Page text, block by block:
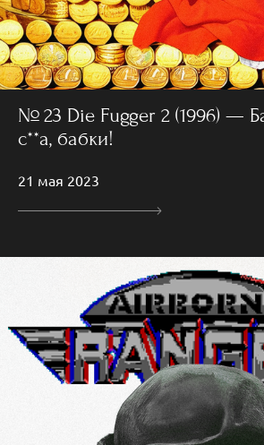
№ 23 Die Fugger 2 (1996) —
с**а, бабки!
21 мая 2023